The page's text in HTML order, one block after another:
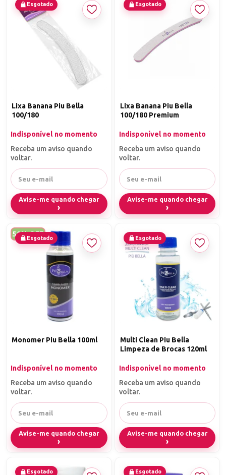
Esgotado
Lixa Banana Piu Bella
100/180
Indisponível no momento
Receba um aviso quando
voltar.
Avise-me quando chegar
Esgotado
Lixa Banana Piu Bella
100/180 Premium
Indisponível no momento
Receba um aviso quando
voltar.
Avise-me quando chegar
50% OFF
Esgotado
Monomer Piu Bella 100ml
Indisponível no momento
Receba um aviso quando
voltar.
Avise-me quando chegar
Esgotado
Multi Clean Piu Bella
Limpeza de Brocas 120ml
Indisponível no momento
Receba um aviso quando
voltar.
Avise-me quando chegar
Esgotado Esgotado